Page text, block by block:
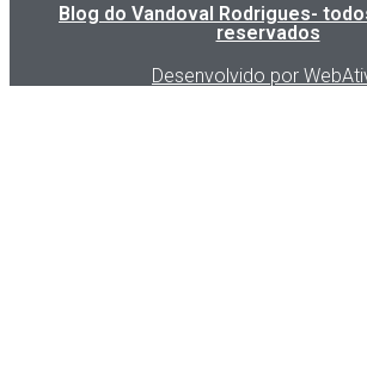
Blog do Vandoval Rodrigues-
reservados
Desenvolvido por